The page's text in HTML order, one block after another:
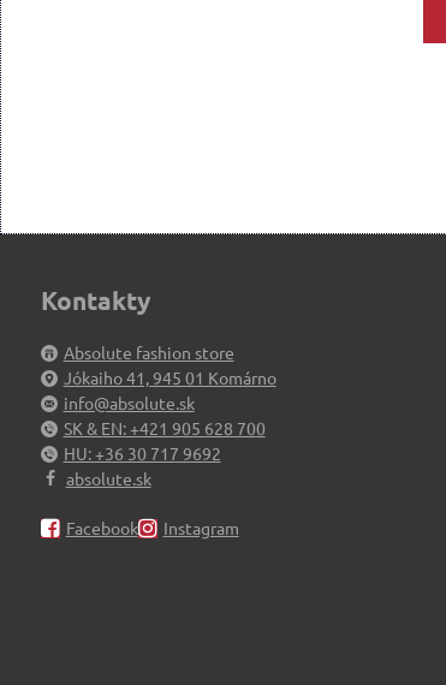
Kontakty
Absolute fashion store
Jókaiho 41, 945 01 Komárno
info@absolute.sk
SK & EN: +421 905 628 700
HU: +36 30 717 9692
absolute.sk
Facebook Instagram